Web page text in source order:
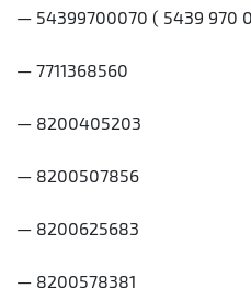
— 54399700070 ( 5439 970
— 7711368560
— 8200405203
— 8200507856
— 8200625683
— 8200578381